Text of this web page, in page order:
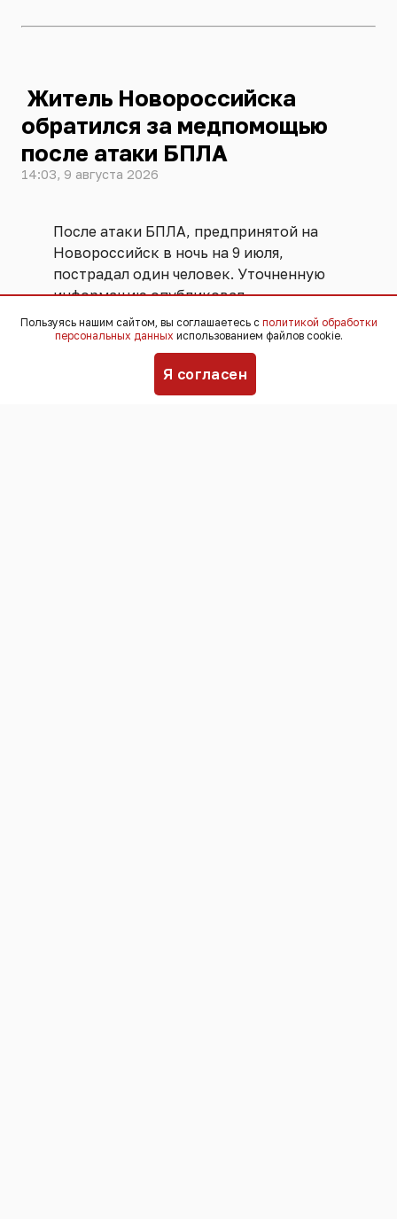
Житель Новороссийска
обратился за медпомощью
после атаки БПЛА
14:03, 9 августа 2026
После атаки БПЛА, предпринятой на
Новороссийск в ночь на 9 июля,
пострадал один человек. Уточненную
информацию опубликовал
оперативный штаб Краснодарского
края.
За медицинской помощью обратился
Пользуясь нашим сайтом, вы соглашаетесь с политикой обработки
персональных данных использованием файлов cookie.
Я согласен